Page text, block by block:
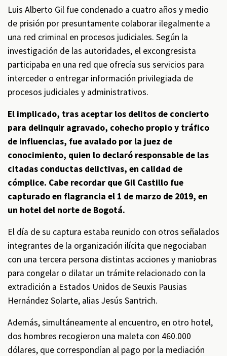
Luis Alberto Gil fue condenado a cuatro años y medio
de prisión por presuntamente colaborar ilegalmente a
una red criminal en procesos judiciales. Según la
investigación de las autoridades, el excongresista
participaba en una red que ofrecía sus servicios para
interceder o entregar información privilegiada de
procesos judiciales y administrativos.
El implicado, tras aceptar los delitos de concierto
para delinquir agravado, cohecho propio y tráfico
de influencias, fue avalado por la juez de
conocimiento, quien lo declaró responsable de las
citadas conductas delictivas, en calidad de
cómplice. Cabe recordar que Gil Castillo fue
capturado en flagrancia el 1 de marzo de 2019, en
un hotel del norte de Bogotá.
El día de su captura estaba reunido con otros señalados
integrantes de la organización ilícita que negociaban
con una tercera persona distintas acciones y maniobras
para congelar o dilatar un trámite relacionado con la
extradición a Estados Unidos de Seuxis Pausias
Hernández Solarte, alias Jesús Santrich.
Además, simultáneamente al encuentro, en otro hotel,
dos hombres recogieron una maleta con 460.000
dólares, que correspondían al pago por la mediación